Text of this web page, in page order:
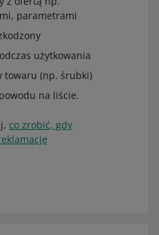
parametrami
użytkowania
towaru (np. śrubki)
na liście.
co zrobić, gdy